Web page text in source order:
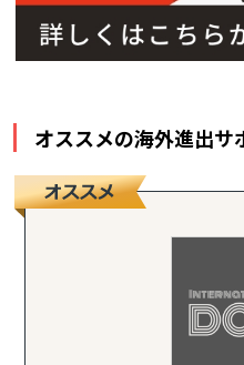
オススメの海外進出サ